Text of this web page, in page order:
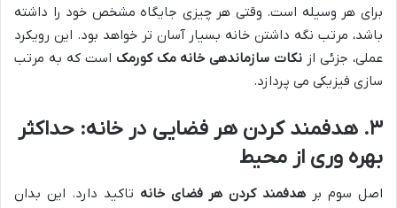
برای هر وسیله است. وقتی هر چیزی جایگاه مشخص خود را داشته
باشد، مرتب نگه داشتن خانه بسیار آسان تر خواهد بود. این رویکرد
عملی، جزئی از نکات سازماندهی خانه مک کورمک است که به مرتب
سازی فیزیکی می پردازد.
۳. هدفمند کردن هر فضایی در خانه: حداکثر
بهره وری از محیط
اصل سوم بر هدفمند کردن هر فضای خانه تاکید دارد. این بدان